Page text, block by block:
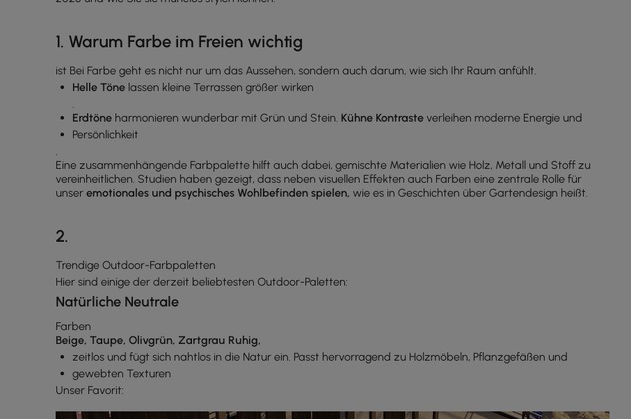
1. Warum Farbe im Freien wichtig
ist Bei Farbe geht es nicht nur um das Aussehen, sondern auch darum, wie sich Ihr Raum anfühlt.
Helle Töne lassen kleine Terrassen größer wirken
.
Erdtöne harmonieren wunderbar mit Grün und Stein. Kühne Kontraste verleihen moderne Energie und
Persönlichkeit
.
Eine zusammenhängende Farbpalette hilft auch dabei, gemischte Materialien wie Holz, Metall und Stoff zu
vereinheitlichen. Studien haben gezeigt, dass neben visuellen Effekten auch Farben eine zentrale Rolle für
unser emotionales und psychisches Wohlbefinden spielen, wie es in Geschichten über Gartendesign heißt.
2.
Trendige Outdoor-Farbpaletten
Hier sind einige der derzeit beliebtesten Outdoor-Paletten:
Natürliche Neutrale
Farben
Beige, Taupe, Olivgrün, Zartgrau Ruhig,
zeitlos und fügt sich nahtlos in die Natur ein. Passt hervorragend zu Holzmöbeln, Pflanzgefäßen und
gewebten Texturen
Unser Favorit: